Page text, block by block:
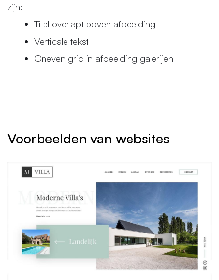
zijn:
Titel overlapt boven afbeelding
Verticale tekst
Oneven grid in afbeelding galerijen
Voorbeelden van websites